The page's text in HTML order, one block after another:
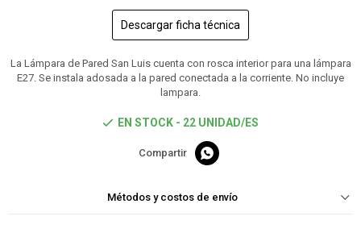
Descargar ficha técnica
La Lámpara de Pared San Luis cuenta con rosca interior para una lámpara
E27. Se instala adosada a la pared conectada a la corriente. No incluye
lampara.
EN STOCK - 22 UNIDAD/ES

Métodos y costos de envío